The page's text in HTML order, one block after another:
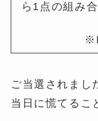
ら1点の組み
ご当選されまし
当日に慌てるこ